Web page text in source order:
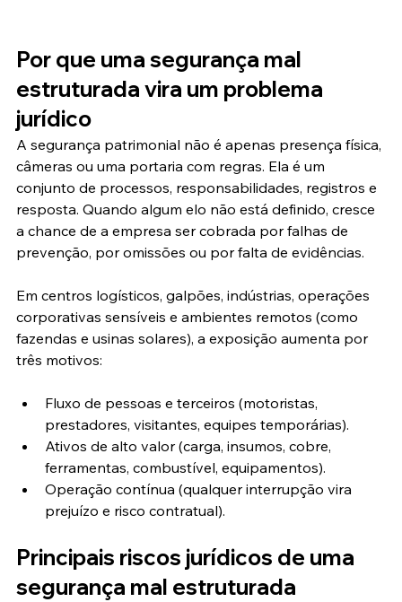
Por que uma segurança mal
estruturada vira um problema
jurídico
A segurança patrimonial não é apenas presença física,
câmeras ou uma portaria com regras. Ela é um
conjunto de processos, responsabilidades, registros e
resposta. Quando algum elo não está definido, cresce
a chance de a empresa ser cobrada por falhas de
prevenção, por omissões ou por falta de evidências.
Em centros logísticos, galpões, indústrias, operações
corporativas sensíveis e ambientes remotos (como
fazendas e usinas solares), a exposição aumenta por
três motivos:
Fluxo de pessoas e terceiros (motoristas,
prestadores, visitantes, equipes temporárias).
Ativos de alto valor (carga, insumos, cobre,
ferramentas, combustível, equipamentos).
Operação contínua (qualquer interrupção vira
prejuízo e risco contratual).
Principais riscos jurídicos de uma
segurança mal estruturada